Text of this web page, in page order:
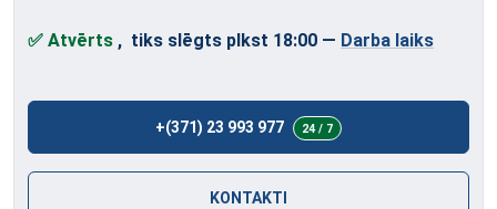
✅ Atvērts , tiks slēgts plkst 18:00 — Darba laiks
+(371) 23 993 977 24 / 7
KONTAKTI